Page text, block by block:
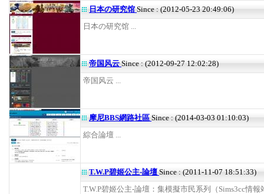
日本の研究馆 Since : (2012-05-23 20:49:06)
日本の研究馆 ...
帝国风云 Since : (2012-09-27 12:02:28)
帝国风云 ...
摩尼BBS網路社區 Since : (2014-03-03 01:10:03)
綜合論壇 ...
T.W.P碧姬公主-論壇 Since : (2011-11-07 18:51:33)
T.W.P碧姬公主-論壇：集模擬市民系列（Sims3cc情報